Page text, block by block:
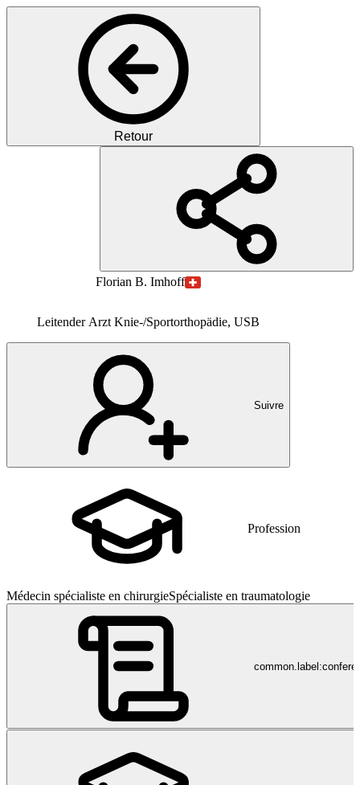
Retour
Florian B. Imhoff
Leitender Arzt Knie-/Sportorthopädie, USB
Suivre
Profession
Médecin spécialiste en chirurgieSpécialiste en traumatologie